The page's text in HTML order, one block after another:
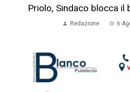
Priolo, Sindaco blocca il
Redazione 6